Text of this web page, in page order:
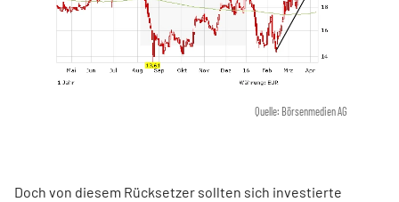
Quelle: Börsenmedien AG
Doch von diesem Rücksetzer sollten sich investierte